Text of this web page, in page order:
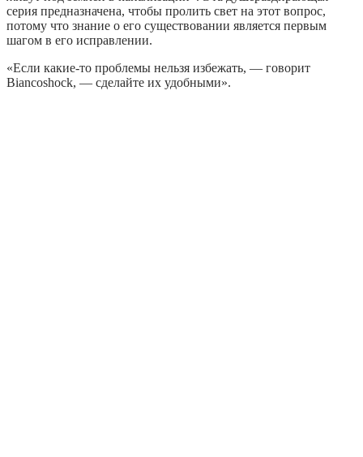
серия предназначена, чтобы пролить свет на этот вопрос,
потому что знание о его существовании является первым
шагом в его исправлении.
«Если какие-то проблемы нельзя избежать, — говорит
Biancoshock, — сделайте их удобными».